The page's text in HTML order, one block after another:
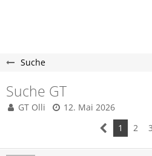
Suche
Suche GT
GT Olli
12. Mai 2026
1
2 3